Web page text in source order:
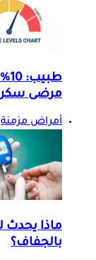
مرضى
أمراض مزمنة
ماذا يحدث
بالجفاف؟